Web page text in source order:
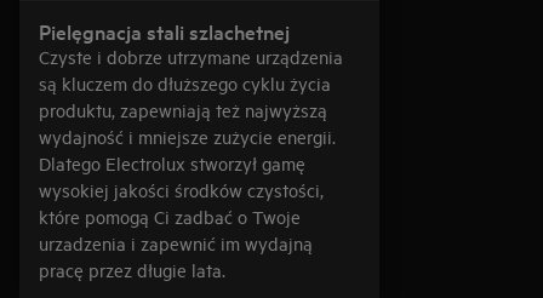
Pielęgnacja stali szlachetnej
Czyste i dobrze utrzymane urządzenia
są kluczem do dłuższego cyklu życia
produktu, zapewniają też najwyższą
wydajność i mniejsze zużycie energii.
Dlatego Electrolux stworzył gamę
wysokiej jakości środków czystości,
które pomogą Ci zadbać o Twoje
urzadzenia i zapewnić im wydajną
pracę przez długie lata.